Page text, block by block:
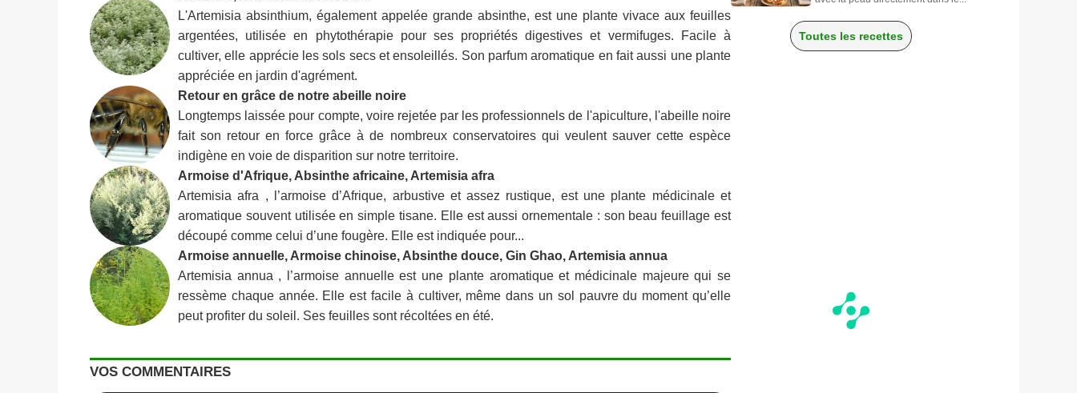
L'Artemisia absinthium, également appelée grande absinthe, est une plante vivace aux feuilles
argentées, utilisée en phytothérapie pour ses propriétés digestives et vermifuges. Facile à
cultiver, elle apprécie les sols secs et ensoleillés. Son parfum aromatique en fait aussi une plante
appréciée en jardin d'agrément.
Retour en grâce de notre abeille noire
Longtemps laissée pour compte, voire rejetée par les professionnels de l'apiculture, l'abeille noire
fait son retour en force grâce à de nombreux conservatoires qui veulent sauver cette espèce
indigène en voie de disparition sur notre territoire.
Armoise d'Afrique, Absinthe africaine, Artemisia afra
Artemisia afra , l’armoise d’Afrique, arbustive et assez rustique, est une plante médicinale et
aromatique souvent utilisée en simple tisane. Elle est aussi ornementale : son beau feuillage est
découpé comme celui d’une fougère. Elle est indiquée pour...
Armoise annuelle, Armoise chinoise, Absinthe douce, Gin Ghao, Artemisia annua
Artemisia annua , l’armoise annuelle est une plante aromatique et médicinale majeure qui se
ressème chaque année. Elle est facile à cultiver, même dans un sol pauvre du moment qu’elle
peut profiter du soleil. Ses feuilles sont récoltées en été.
VOS COMMENTAIRES
Toutes les recettes